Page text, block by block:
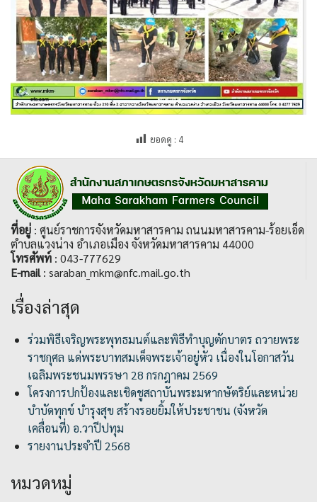
ยอดดู : 4
ที่อยู่ : ศูนย์ราชการจังหวัดมหาสารคาม ถนนมหาสารคาม-ร้อยเอ็ด
ตำบลแวงน่าง อำเภอเมือง จังหวัดมหาสารคาม 44000
โทรศัพท์ : 043-777629
E-mail: saraban_mkm@nfc.mail.go.th
เรื่องล่าสุด
ร่วมพิธีเจริญพระพุทธมนต์และพิธีทำบุญตักบาตร ถวายพระ
ราชกุศล แด่พระบาทสมเด็จพระเจ้าอยู่หัว เนื่องในโอกาสวัน
เฉลิมพระชนมพรรษา 28 กรกฎาคม 2569
โครงการปกป้องและเชิดชูสถาบันพระมหากษัตริย์และหน่วย
บำบัดทุกข์ บำรุงสุข สร้างรอยยิ้มให้ประชาชน (จังหวัด
เคลื่อนที่) อ.วาปีปทุม
รายงานประจำปี 2568
หมวดหมู่